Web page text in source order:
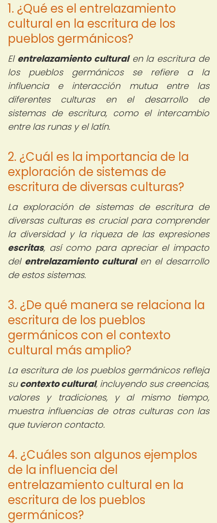
1. ¿Qué es el entrelazamiento
cultural en la escritura de los
pueblos germánicos?
El entrelazamiento culturalen la escritura de
los pueblos germánicos se refiere a la
influencia e interacción mutua entre las
diferentes culturas en el desarrollo de
sistemas de escritura, como el intercambio
entre las runas y el latín.
2. ¿Cuál es la importancia de la
exploración de sistemas de
escritura de diversas culturas?
La exploración de sistemas de escritura de
diversas culturas es crucial para comprender
la diversidad y la riqueza de las expresiones
escritas, así como para apreciar el impacto
del entrelazamiento culturalen el desarrollo
de estos sistemas.
3. ¿De qué manera se relaciona la
escritura de los pueblos
germánicos con el contexto
cultural más amplio?
La escritura de los pueblos germánicos refleja
sucontexto cultural, incluyendo sus creencias,
valores y tradiciones, y al mismo tiempo,
muestra influencias de otras culturas con las
que tuvieron contacto.
4. ¿Cuáles son algunos ejemplos
de la influencia del
entrelazamiento cultural en la
escritura de los pueblos
germánicos?